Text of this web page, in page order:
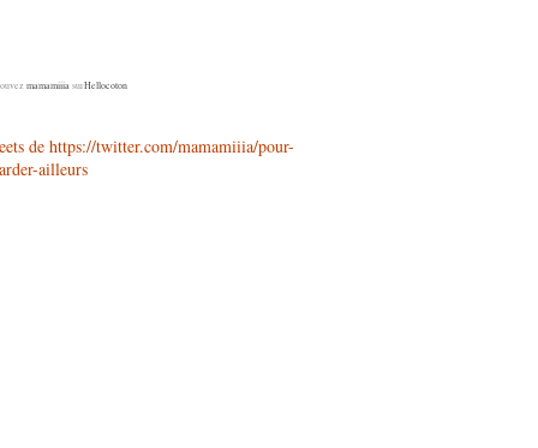
mamamiiia surHellocoton
de https://twitter.com/mamamiiia/pour-
ailleurs